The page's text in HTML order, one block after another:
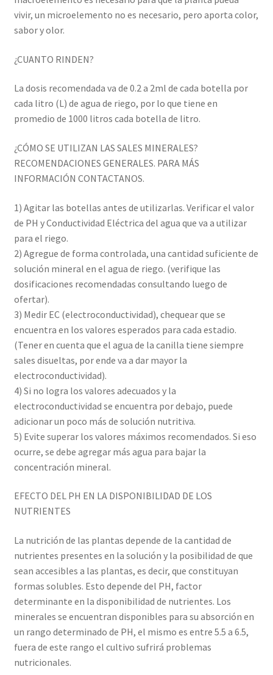
vivir, un microelemento no es necesario, pero aporta color,
sabor y olor.
¿CUANTO RINDEN?
La dosis recomendada va de 0.2 a 2ml de cada botella por
cada litro (L) de agua de riego, por lo que tiene en
promedio de 1000 litros cada botella de litro.
¿CÓMO SE UTILIZAN LAS SALES MINERALES?
RECOMENDACIONES GENERALES. PARA MÁS
INFORMACIÓN CONTACTANOS.
1) Agitar las botellas antes de utilizarlas. Verificar el valor
de PH y Conductividad Eléctrica del agua que va a utilizar
para el riego.
2) Agregue de forma controlada, una cantidad suficiente de
solución mineral en el agua de riego. (verifique las
dosificaciones recomendadas consultando luego de
ofertar).
3) Medir EC (electroconductividad), chequear que se
encuentra en los valores esperados para cada estadio.
(Tener en cuenta que el agua de la canilla tiene siempre
sales disueltas, por ende va a dar mayor la
electroconductividad).
4) Si no logra los valores adecuados y la
electroconductividad se encuentra por debajo, puede
adicionar un poco más de solución nutritiva.
5) Evite superar los valores máximos recomendados. Si eso
ocurre, se debe agregar más agua para bajar la
concentración mineral.
EFECTO DEL PH EN LA DISPONIBILIDAD DE LOS
NUTRIENTES
La nutrición de las plantas depende de la cantidad de
nutrientes presentes en la solución y la posibilidad de que
sean accesibles a las plantas, es decir, que constituyan
formas solubles. Esto depende del PH, factor
determinante en la disponibilidad de nutrientes. Los
minerales se encuentran disponibles para su absorción en
un rango determinado de PH, el mismo es entre 5.5 a 6.5,
fuera de este rango el cultivo sufrirá problemas
nutricionales.